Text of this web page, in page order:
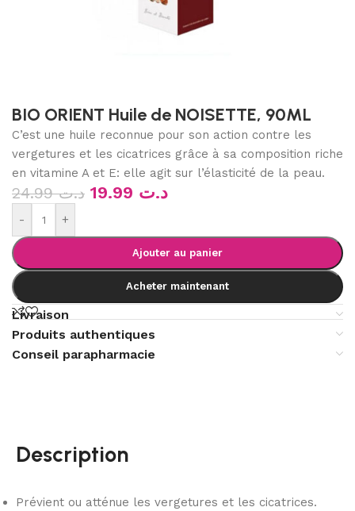
BIO ORIENT Huile de NOISETTE, 90ML
C’est une huile reconnue pour son action contre les
vergetures et les cicatrices grâce à sa composition riche
en vitamine A et E: elle agit sur l’élasticité de la peau.
د.ت24.99 د.ت
- +
Ajouter au panier
Acheter maintenant
Livraison
Produits authentiques
Conseil parapharmacie
Description
Prévient ou atténue les vergetures et les cicatrices.